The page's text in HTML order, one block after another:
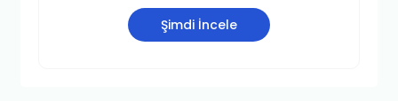
Şimdi İncele